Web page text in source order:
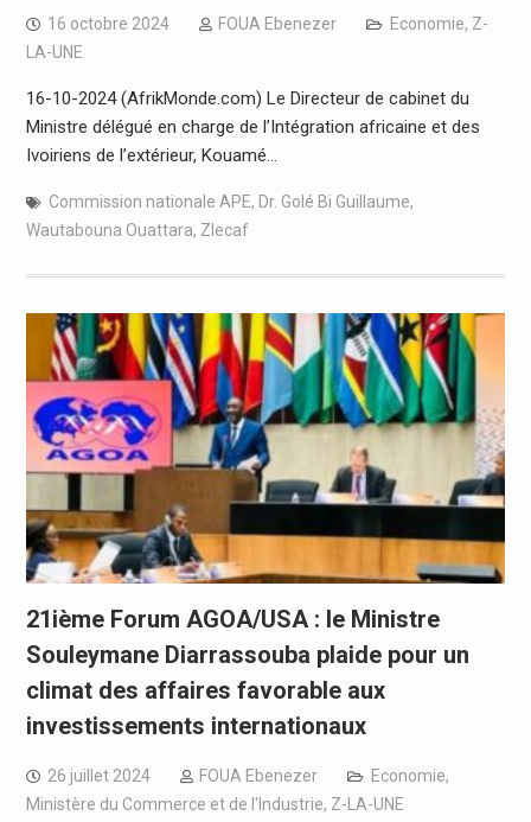
16 octobre 2024 FOUA Ebenezer Economie, Z-
LA-UNE
16-10-2024 (AfrikMonde.com) Le Directeur de cabinet du
Ministre délégué en charge de l’Intégration africaine et des
Ivoiriens de l’extérieur, Kouamé…
Commission nationale APE, Dr. Golé Bi Guillaume,
Wautabouna Ouattara, Zlecaf
21ième Forum AGOA/USA : le Ministre
Souleymane Diarrassouba plaide pour un
climat des affaires favorable aux
investissements internationaux
26 juillet 2024 FOUA Ebenezer Economie,
Ministère du Commerce et de l'Industrie, Z-LA-UNE